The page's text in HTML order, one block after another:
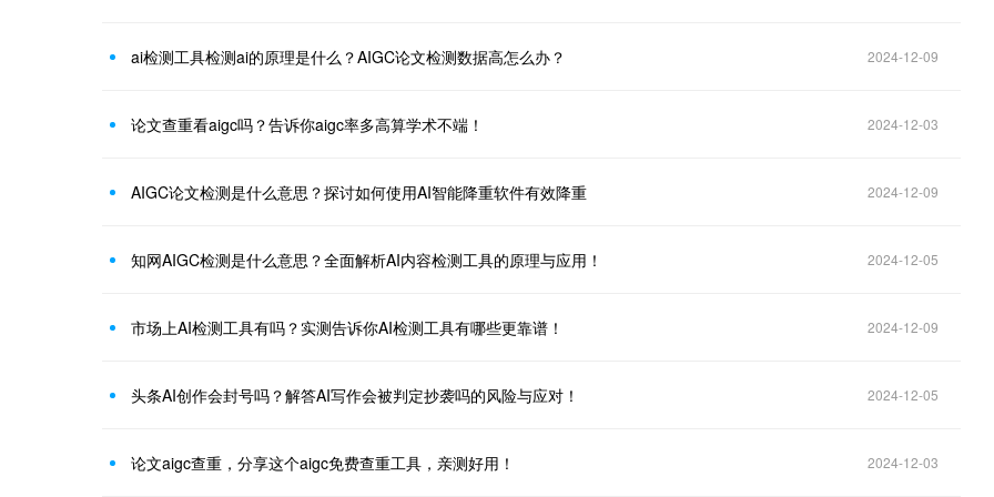
ai检测工具检测ai的原理是什么？AIGC论文检测数据高怎么办？ 2024-12-09
论文查重看aigc吗？告诉你aigc率多高算学术不端！ 2024-12-03
AIGC论文检测是什么意思？探讨如何使用AI智能降重软件有效降重 2024-12-09
知网AIGC检测是什么意思？全面解析AI内容检测工具的原理与应用！ 2024-12-05
市场上AI检测工具有吗？实测告诉你AI检测工具有哪些更靠谱！ 2024-12-09
头条AI创作会封号吗？解答AI写作会被判定抄袭吗的风险与应对！ 2024-12-05
论文aigc查重，分享这个aigc免费查重工具，亲测好用！ 2024-12-03